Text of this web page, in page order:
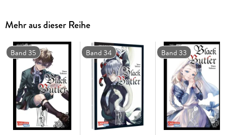
Afternoon Tea nicht fehlen darf.
Weitere Informationen:
- empfohlen ab 14 Jahren
- Artbook und Character Guide zum Manga
- Anime auf Netflix
- Anime-DVD/Blu-ray von KAZÉ Anime
- Kinofilm
- Live-Action-Film
- Die Serie gilt als noch nicht abgeschlossen.
Mehr aus dieser Reihe
Band 35 Band 34 Band 33